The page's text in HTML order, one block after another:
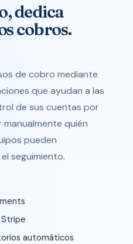
dedica
cobros.
de cobro mediante
que ayudan a las
de sus cuentas por
quién
pueden
seguimiento.
automáticos